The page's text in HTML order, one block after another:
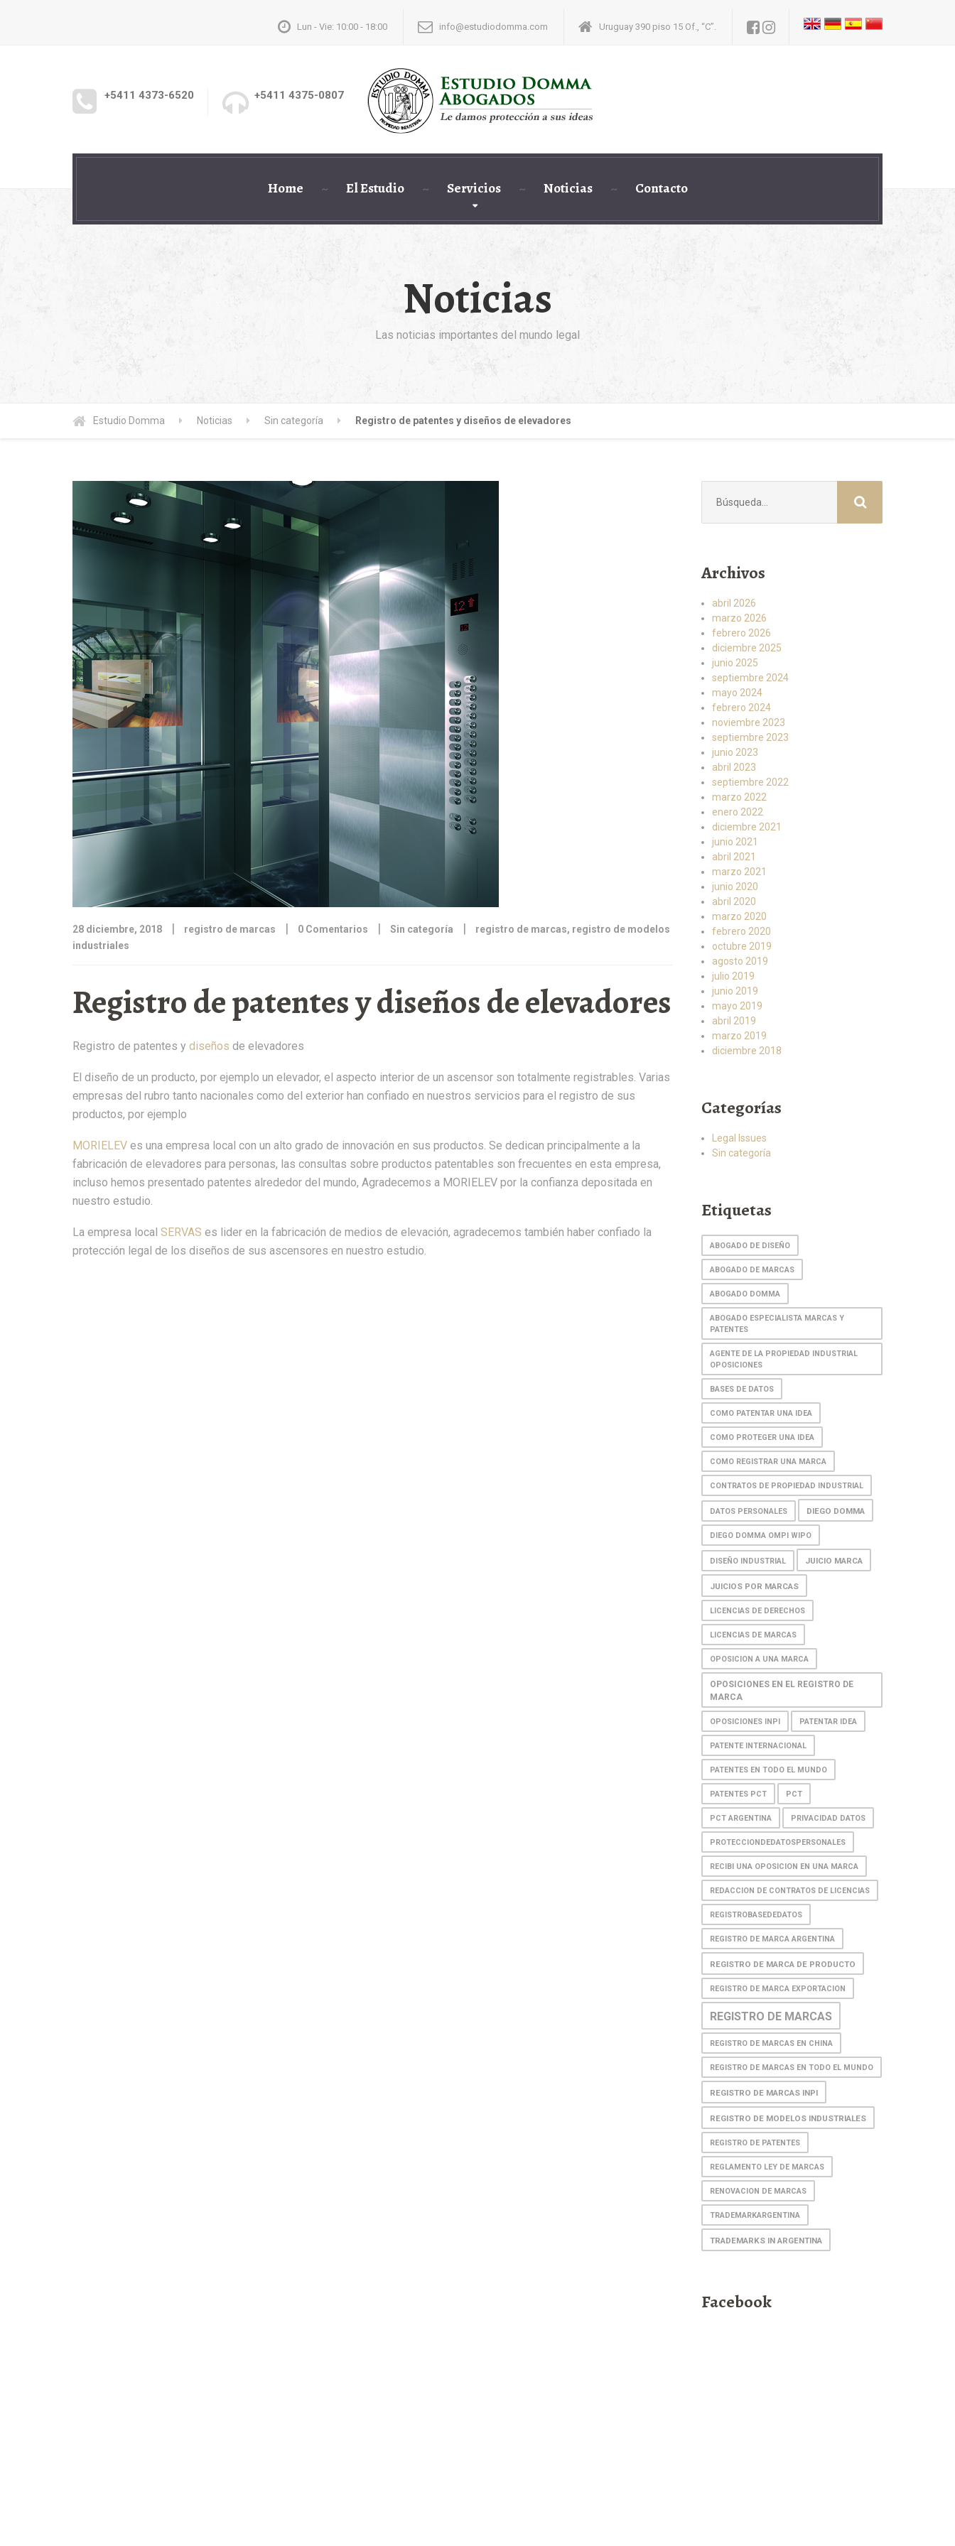
Lun - Vie: 10:00 - 18:00 info@estudiodomma.com Uruguay 390 piso 15 Of., “C”.
+5411 4373-6520 +5411 4375-0807
Home El Estudio Servicios Noticias Contacto
Noticias
Las noticias importantes del mundo legal
Estudio Domma Noticias Sin categoría Registro de patentes y diseños de elevadores
28 diciembre, 2018 | registro de marcas | 0 Comentarios | Sin categoría | registro de marcas, registro de modelos
industriales
Registro de patentes y diseños de elevadores
Registro de patentes y diseños de elevadores
El diseño de un producto, por ejemplo un elevador, el aspecto interior de un ascensor son totalmente registrables. Varias
empresas del rubro tanto nacionales como del exterior han confiado en nuestros servicios para el registro de sus
productos, por ejemplo
MORIELEV es una empresa local con un alto grado de innovación en sus productos. Se dedican principalmente a la
fabricación de elevadores para personas, las consultas sobre productos patentables son frecuentes en esta empresa,
incluso hemos presentado patentes alrededor del mundo, Agradecemos a MORIELEV por la confianza depositada en
nuestro estudio.
La empresa local SERVAS es lider en la fabricación de medios de elevación, agradecemos también haber confiado la
protección legal de los diseños de sus ascensores en nuestro estudio.
Archivos
abril 2026
marzo 2026
febrero 2026
diciembre 2025
junio 2025
septiembre 2024
mayo 2024
febrero 2024
noviembre 2023
septiembre 2023
junio 2023
abril 2023
septiembre 2022
marzo 2022
enero 2022
diciembre 2021
junio 2021
abril 2021
marzo 2021
junio 2020
abril 2020
marzo 2020
febrero 2020
octubre 2019
agosto 2019
julio 2019
junio 2019
mayo 2019
abril 2019
marzo 2019
diciembre 2018
Categorías
Legal Issues
Sin categoría
Etiquetas
ABOGADO DE DISEÑO
ABOGADO DE MARCAS
ABOGADO DOMMA
ABOGADO ESPECIALISTA MARCAS Y
PATENTES
AGENTE DE LA PROPIEDAD INDUSTRIAL
OPOSICIONES
BASES DE DATOS
COMO PATENTAR UNA IDEA
COMO PROTEGER UNA IDEA
COMO REGISTRAR UNA MARCA
CONTRATOS DE PROPIEDAD INDUSTRIAL
DATOS PERSONALES DIEGO DOMMA
DIEGO DOMMA OMPI WIPO
DISEÑO INDUSTRIAL JUICIO MARCA
JUICIOS POR MARCAS
LICENCIAS DE DERECHOS
LICENCIAS DE MARCAS
OPOSICION A UNA MARCA
OPOSICIONES EN EL REGISTRO DE
MARCA
OPOSICIONES INPI PATENTAR IDEA
PATENTE INTERNACIONAL
PATENTES EN TODO EL MUNDO
PATENTES PCT PCT
PCT ARGENTINA PRIVACIDAD DATOS
PROTECCIONDEDATOSPERSONALES
RECIBI UNA OPOSICION EN UNA MARCA
REDACCION DE CONTRATOS DE LICENCIAS
REGISTROBASEDEDATOS
REGISTRO DE MARCA ARGENTINA
REGISTRO DE MARCA DE PRODUCTO
REGISTRO DE MARCA EXPORTACION
REGISTRO DE MARCAS
REGISTRO DE MARCAS EN CHINA
REGISTRO DE MARCAS EN TODO EL MUNDO
REGISTRO DE MARCAS INPI
REGISTRO DE MODELOS INDUSTRIALES
REGISTRO DE PATENTES
REGLAMENTO LEY DE MARCAS
RENOVACION DE MARCAS
TRADEMARKARGENTINA
TRADEMARKS IN ARGENTINA
Facebook